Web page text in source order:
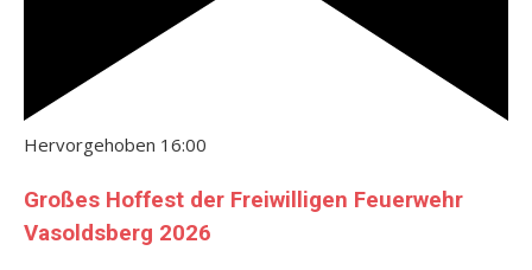
Hervorgehoben 16:00
Großes Hoffest der Freiwilligen Feuerwehr
Vasoldsberg 2026